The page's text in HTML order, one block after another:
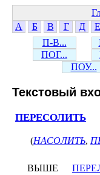
А
Б В Г Д Е
П-В...
ПОГ...
ПОУ...
Текстовый
ПЕРЕСОЛИТЬ
(НАСОЛИТЬ,
ВЫШЕ